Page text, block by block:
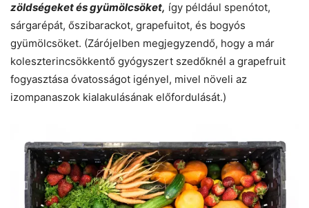
zöldségeket és gyümölcsöket, így például spenótot,
sárgarépát, őszibarackot, grapefuitot, és bogyós
gyümölcsöket. (Zárójelben megjegyzendő, hogy a már
koleszterincsökkentő gyógyszert szedőknél a grapefruit
fogyasztása óvatosságot igényel, mivel növeli az
izompanaszok kialakulásának előfordulását.)